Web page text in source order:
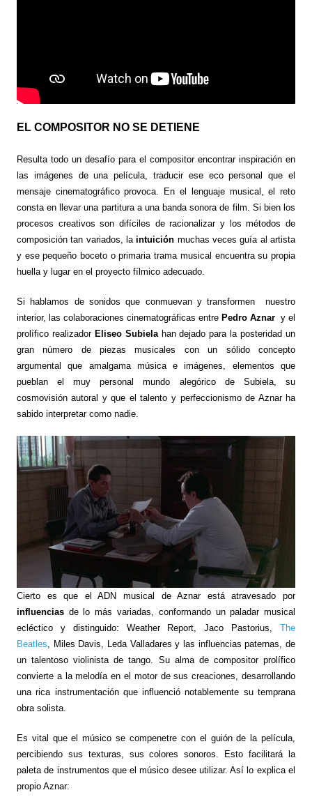
EL COMPOSITOR NO SE DETIENE
Resulta todo un desafío para el compositor encontrar inspiración en
las imágenes de una película, traducir ese eco personal que el
mensaje cinematográfico provoca. En el lenguaje musical, el reto
consta en llevar una partitura a una banda sonora de film. Si bien los
procesos creativos son difíciles de racionalizar y los métodos de
composición tan variados, laintuición muchas veces guía al artista
y ese pequeño boceto o primaria trama musical encuentra su propia
huella y lugar en el proyecto fílmico adecuado.
Si hablamos de sonidos que conmuevan y transformen nuestro
interior, las colaboraciones cinematográficas entre Pedro Aznar y el
prolífico realizador Eliseo Subielahan dejado para la posteridad un
gran número de piezas musicales con un sólido concepto
argumental que amalgama música e imágenes, elementos que
pueblan el muy personal mundo alegórico de Subiela, su
cosmovisión autoral y que el talento y perfeccionismo de Aznar ha
sabido interpretar como nadie.
Cierto es que el ADN musical de Aznar está atravesado por
influenciasde lo más variadas, conformando un paladar musical
ecléctico y distinguido: Weather Report, Jaco Pastorius,The
Beatles, Miles Davis, Leda Valladares y las influencias paternas, de
un talentoso violinista de tango. Su alma de compositor prolífico
convierte a la melodía en el motor de sus creaciones, desarrollando
una rica instrumentación que influenció notablemente su temprana
obra solista.
Es vital que el músico se compenetre con el guión de la película,
percibiendo sus texturas, sus colores sonoros. Esto facilitará la
paleta de instrumentos que el músico desee utilizar. Así lo explica el
propio Aznar: